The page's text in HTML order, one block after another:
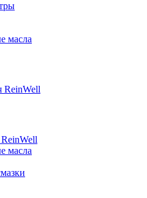
масла
ReinWell
масла